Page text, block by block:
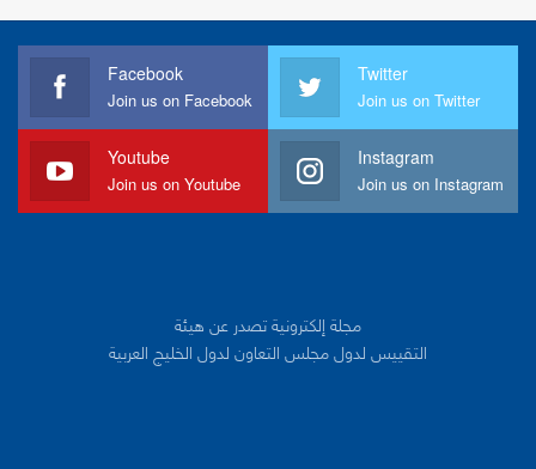
Facebook
Join us on Facebook
Twitter
Join us on Twitter
Youtube
Join us on Youtube
Instagram
Join us on Instagram
مجلة إلكترونية تصدر عن هيئة
التقييس لدول مجلس التعاون لدول الخليج العربية